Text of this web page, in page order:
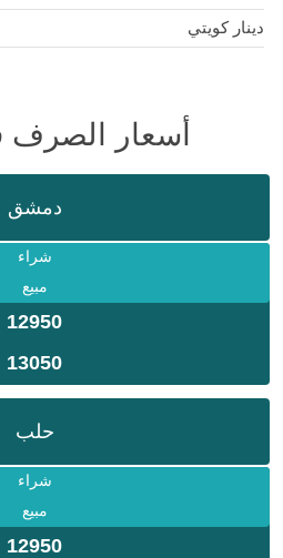
دينار كويتي
أسعار الصرف
دمشق
شراء
مبيع
12950
13050
حلب
شراء
مبيع
12950